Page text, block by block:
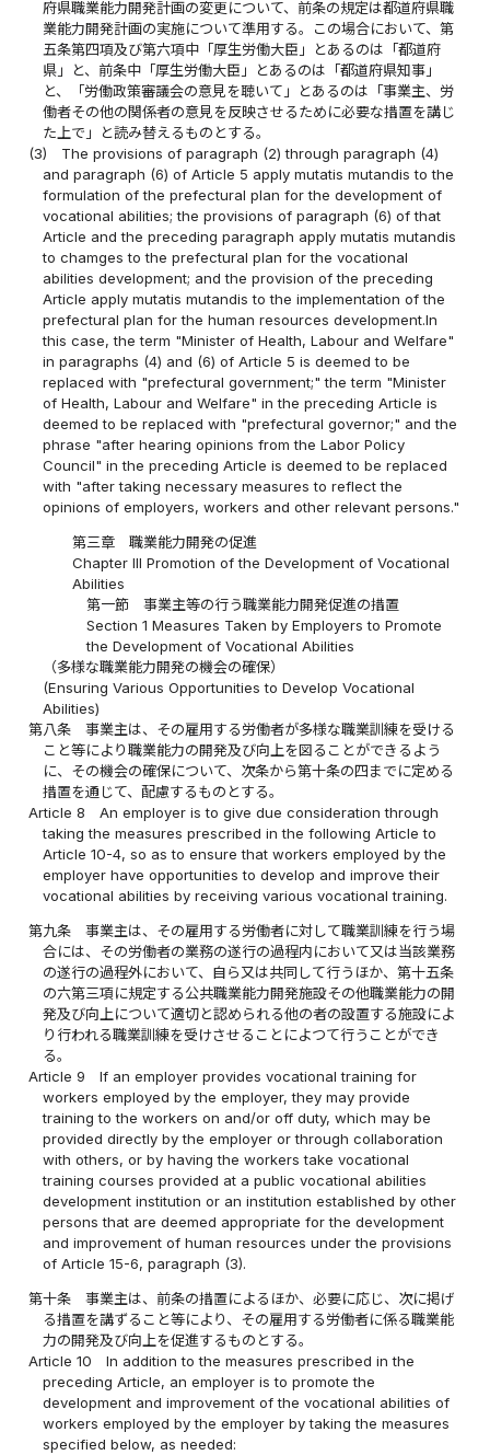
府県職業能力開発計画の変更について、前条の規定は都道府県職
業能力開発計画の実施について準用する。この場合において、第
五条第四項及び第六項中「厚生労働大臣」とあるのは「都道府
県」と、前条中「厚生労働大臣」とあるのは「都道府県知事」
と、「労働政策審議会の意見を聴いて」とあるのは「事業主、労
働者その他の関係者の意見を反映させるために必要な措置を講じ
た上で」と読み替えるものとする。
(3)
The provisions of paragraph (2) through paragraph (4)
and paragraph (6) of Article 5 apply mutatis mutandis to the
formulation of the prefectural plan for the development of
vocational abilities; the provisions of paragraph (6) of that
Article and the preceding paragraph apply mutatis mutandis
to chamges to the prefectural plan for the vocational
abilities development; and the provision of the preceding
Article apply mutatis mutandis to the implementation of the
prefectural plan for the human resources development.In
this case, the term "Minister of Health, Labour and Welfare"
in paragraphs (4) and (6) of Article 5 is deemed to be
replaced with "prefectural government;" the term "Minister
of Health, Labour and Welfare" in the preceding Article is
deemed to be replaced with "prefectural governor;" and the
phrase "after hearing opinions from the Labor Policy
Council" in the preceding Article is deemed to be replaced
with "after taking necessary measures to reflect the
opinions of employers, workers and other relevant persons."
第三章 職業能力開発の促進
Chapter III Promotion of the Development of Vocational
Abilities
第一節 事業主等の行う職業能力開発促進の措置
Section 1 Measures Taken by Employers to Promote
the Development of Vocational Abilities
（多様な職業能力開発の機会の確保）
(Ensuring Various Opportunities to Develop Vocational
Abilities)
第八条
事業主は、その雇用する労働者が多様な職業訓練を受ける
こと等により職業能力の開発及び向上を図ることができるよう
に、その機会の確保について、次条から第十条の四までに定める
措置を通じて、配慮するものとする。
Article 8
An employer is to give due consideration through
taking the measures prescribed in the following Article to
Article 10-4, so as to ensure that workers employed by the
employer have opportunities to develop and improve their
vocational abilities by receiving various vocational training.
第九条
事業主は、その雇用する労働者に対して職業訓練を行う場
合には、その労働者の業務の遂行の過程内において又は当該業務
の遂行の過程外において、自ら又は共同して行うほか、第十五条
の六第三項に規定する公共職業能力開発施設その他職業能力の開
発及び向上について適切と認められる他の者の設置する施設によ
り行われる職業訓練を受けさせることによつて行うことができ
る。
Article 9
If an employer provides vocational training for
workers employed by the employer, they may provide
training to the workers on and/or off duty, which may be
provided directly by the employer or through collaboration
with others, or by having the workers take vocational
training courses provided at a public vocational abilities
development institution or an institution established by other
persons that are deemed appropriate for the development
and improvement of human resources under the provisions
of Article 15-6, paragraph (3).
第十条
事業主は、前条の措置によるほか、必要に応じ、次に掲げ
る措置を講ずること等により、その雇用する労働者に係る職業能
力の開発及び向上を促進するものとする。
Article 10
In addition to the measures prescribed in the
preceding Article, an employer is to promote the
development and improvement of the vocational abilities of
workers employed by the employer by taking the measures
specified below, as needed: